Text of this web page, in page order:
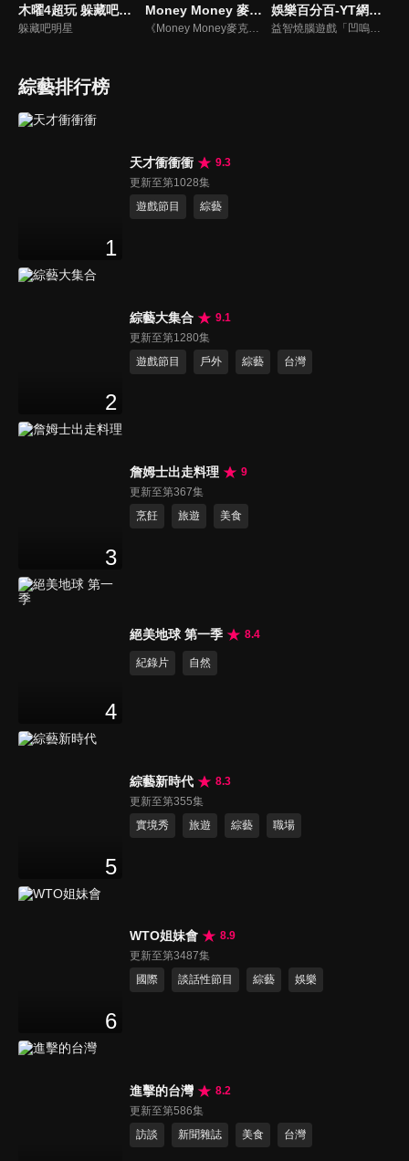
木曜4超玩 躲藏吧明星
躲藏吧明星
Money Money 麥克瘋
《Money Money麥克瘋》節目強調不比音準、不比音色，也不比外型、外貌、氣質、長相等如何，只強調只要歌詞記得牢，就可以參加比賽。
娛樂百分百-YT網路版
益智燒腦遊戲「凹嗚狼人殺」激發你的邏輯推理能力，偶像巨星雲集，全球娛樂資訊，一手掌握不脫節！2025全新升級改版，盡在《娛樂百分百-YT網路版》！
綜藝排行榜
1
天才衝衝衝
9.3
更新至第1028集
遊戲節目
綜藝
2
綜藝大集合
9.1
更新至第1280集
遊戲節目
戶外 綜藝 台灣
3
詹姆士出走料理
9
更新至第367集
烹飪
旅遊 美食
4
絕美地球 第一季 8.4
紀錄片 自然
5
綜藝新時代
8.3
更新至第355集
實境秀
旅遊 綜藝 職場
6
WTO姐妹會
8.9
更新至第3487集
國際
談話性節目 綜藝 娛樂
進擊的台灣
8.2
更新至第586集
訪談
新聞雜誌 美食 台灣